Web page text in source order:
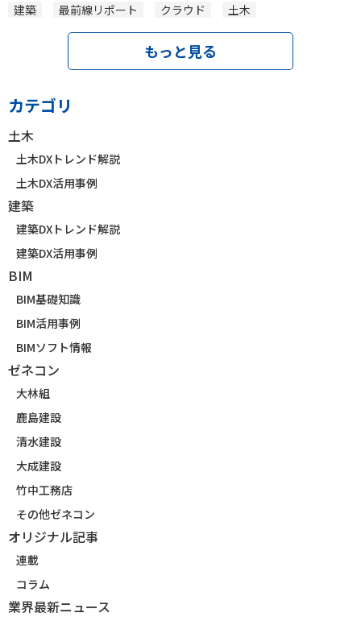
建築
最前線リポート クラウド 土木
もっと見る
カテゴリ
土木
土木DXトレンド解説
土木DX活用事例
建築
建築DXトレンド解説
建築DX活用事例
BIM
BIM基礎知識
BIM活用事例
BIMソフト情報
ゼネコン
大林組
鹿島建設
清水建設
大成建設
竹中工務店
その他ゼネコン
オリジナル記事
連載
コラム
業界最新ニュース